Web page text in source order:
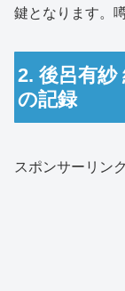
鍵となります。
2. 後呂有紗
の記録
スポンサーリンク